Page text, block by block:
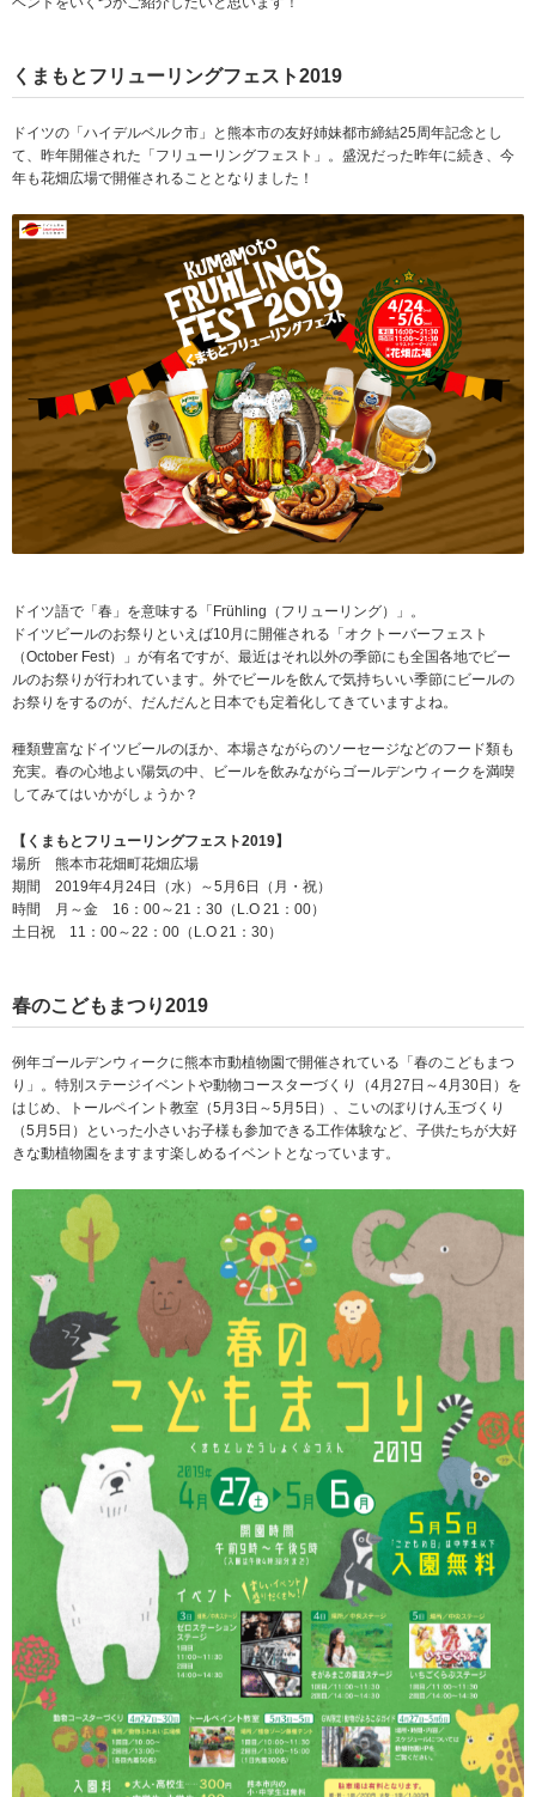
くまもとフリューリングフェスト2019
ドイツの「ハイデルベルク市」と熊本市の友好姉妹都市締結25周年記念とし
て、昨年開催された「フリューリングフェスト」。盛況だった昨年に続き、今
年も花畑広場で開催されることとなりました！
ドイツ語で「春」を意味する「Frühling（フリューリング）」。
ドイツビールのお祭りといえば10月に開催される「オクトーバーフェスト
（October Fest）」が有名ですが、最近はそれ以外の季節にも全国各地でビー
ルのお祭りが行われています。外でビールを飲んで気持ちいい季節にビールの
お祭りをするのが、だんだんと日本でも定着化してきていますよね。
種類豊富なドイツビールのほか、本場さながらのソーセージなどのフード類も
充実。春の心地よい陽気の中、ビールを飲みながらゴールデンウィークを満喫
してみてはいかがしょうか？
【くまもとフリューリングフェスト2019】
場所 熊本市花畑町花畑広場
期間 2019年4月24日（水）～5月6日（月・祝）
時間 月～金 16：00～21：30（L.O 21：00）
土日祝 11：00～22：00（L.O 21：30）
春のこどもまつり2019
例年ゴールデンウィークに熊本市動植物園で開催されている「春のこどもまつ
り」。特別ステージイベントや動物コースターづくり（4月27日～4月30日）を
はじめ、トールペイント教室（5月3日～5月5日）、こいのぼりけん玉づくり
（5月5日）といった小さいお子様も参加できる工作体験など、子供たちが大好
きな動植物園をますます楽しめるイベントとなっています。